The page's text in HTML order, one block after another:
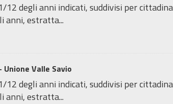
degli anni indicati, suddivisi per
anni, estratta...
Valle Savio
degli anni indicati, suddivisi per
anni, estratta...